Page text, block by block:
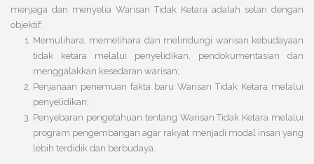
menjaga dan menyelia Warisan Tidak Ketara adalah selari dengan
objektif:
Memulihara, memelihara dan melindungi warisan kebudayaan
tidak ketara melalui penyelidikan, pendokumentasian dan
menggalakkan kesedaran warisan;
Penjanaan penemuan fakta baru Warisan Tidak Ketara melalui
penyelidikan;
Penyebaran pengetahuan tentang Warisan Tidak Ketara melalui
program pengembangan agar rakyat menjadi modal insan yang
lebih terdidik dan berbudaya.